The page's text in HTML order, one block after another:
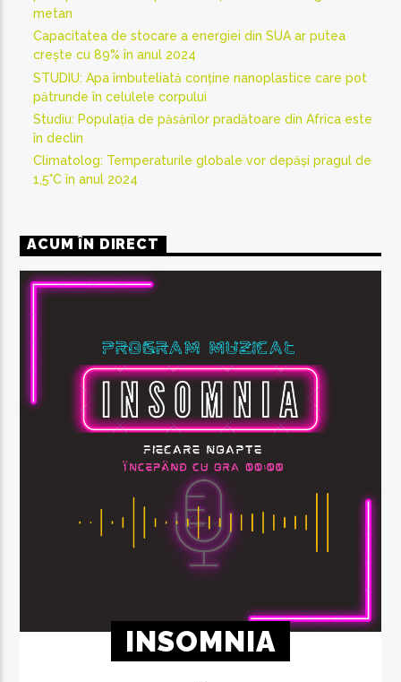
metan
Capacitatea de stocare a energiei din SUA ar putea
crește cu 89% în anul 2024
STUDIU: Apa îmbuteliată conține nanoplastice care pot
pătrunde în celulele corpului
Studiu: Populația de păsărilor pradătoare din Africa este
în declin
Climatolog: Temperaturile globale vor depăși pragul de
1,5°C în anul 2024
ACUM ÎN DIRECT
INSOMNIA